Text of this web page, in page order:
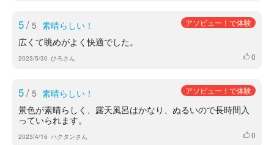
5/ 5 素晴らしい！ アソビュー！で体験
広くて眺めがよく快適でした。
2023/5/30 ひろさん いいね
0
5/ 5 素晴らしい！ アソビュー！で体験
景色が素晴らしく、露天風呂はかなり、ぬるいので長時間入
っていられます。
2023/4/16 ハクタンさん いいね
0